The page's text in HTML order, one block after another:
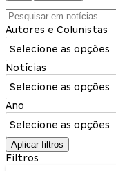
Autores e Colunistas
Selecione as opções
Notícias
Selecione as opções
Ano
Selecione as opções
Aplicar filtros
Filtros